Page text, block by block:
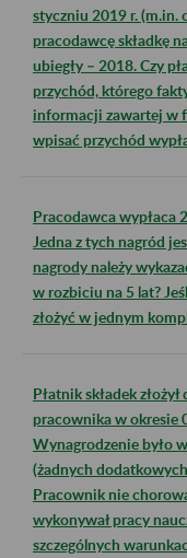
styczniu 2019 r. (m.in.
pracodawcę składkę
ubiegły – 2018. Czy
przychód, którego
informacji zawartej w
wpisać przychód
Pracodawca wypłaca
Jedna z tych nagród
nagrody należy
w rozbiciu na 5 lat?
złożyć w jednym
Płatnik składek
pracownika w okresie
Wynagrodzenie było
(żadnych
Pracownik nie
wykonywał pracy
szczególnych